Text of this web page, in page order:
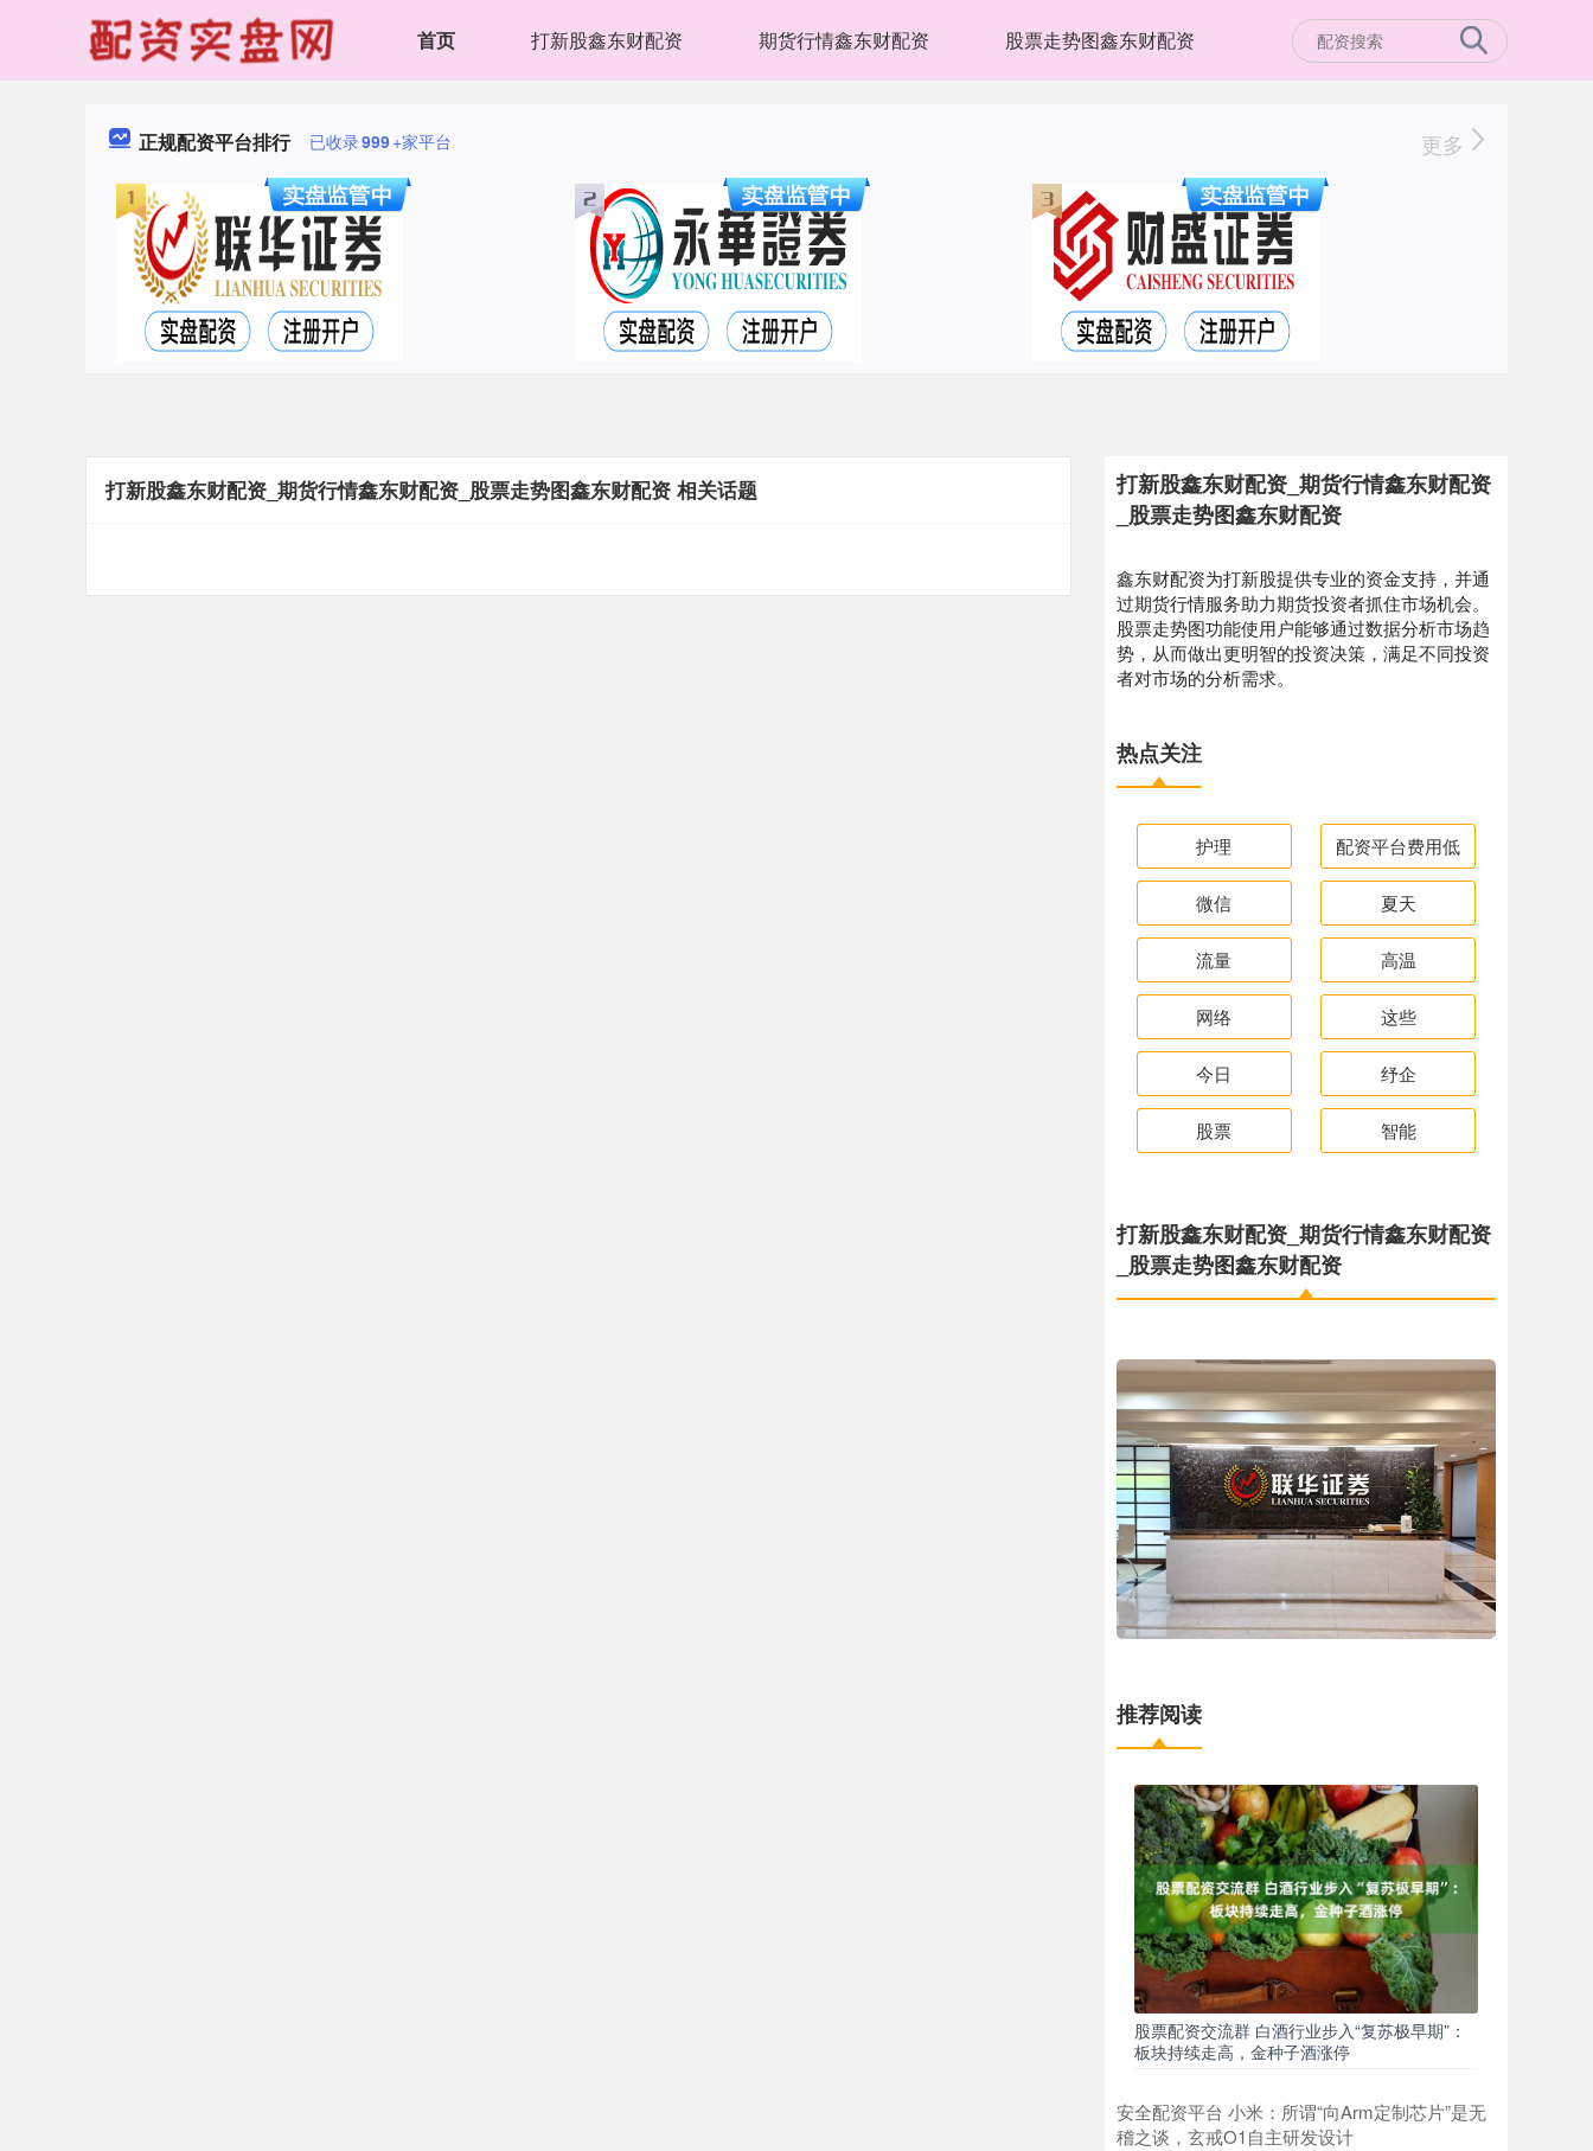
首页 打新股鑫东财配资 期货行情鑫东财配资 股票走势图鑫东财配资
正规配资平台排行 已收录999+家平台 更多
打新股鑫东财配资_期货行情鑫东财配资_股票走势图鑫东财配资 相关话题
打新股鑫东财配资_期货行情鑫东财配资
_股票走势图鑫东财配资
鑫东财配资为打新股提供专业的资金支持，并通
过期货行情服务助力期货投资者抓住市场机会。
股票走势图功能使用户能够通过数据分析市场趋
势，从而做出更明智的投资决策，满足不同投资
者对市场的分析需求。
热点关注
护理 配资平台费用低
微信 夏天
流量 高温
网络 这些
今日 纾企
股票 智能
打新股鑫东财配资_期货行情鑫东财配资
_股票走势图鑫东财配资
推荐阅读
股票配资交流群 白酒行业步入“复苏极早期”：
板块持续走高，金种子酒涨停
安全配资平台 小米：所谓“向Arm定制芯片”是无
稽之谈，玄戒O1自主研发设计